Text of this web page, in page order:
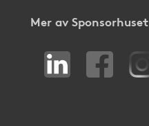
Mer av Sponsorhuset